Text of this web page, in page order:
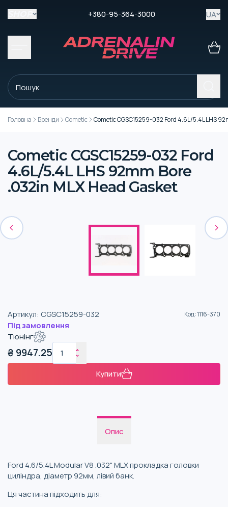
+380-95-364-3000 UA
Головна Бренди Cometic Cometic CGSC15259-032 Ford 4.6L/5.4L LHS
Cometic CGSC15259-032 Ford
4.6L/5.4L LHS 92mm Bore
.032in MLX Head Gasket
Артикул: CGSC15259-032 Код:1116-370
Під замовлення
Тюнінг
₴ 9947.25
Купити
Опис
Ford 4.6/5.4L Modular V8 .032" MLX прокладка головки
циліндра, діаметр 92мм, лівий банк.
Ця частина підходить для: